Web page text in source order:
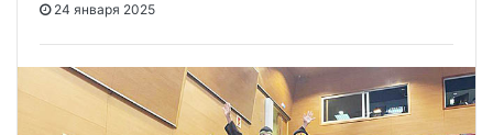
24 января 2025